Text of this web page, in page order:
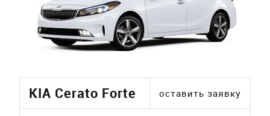
KIA Cerato Forte оставить заявку